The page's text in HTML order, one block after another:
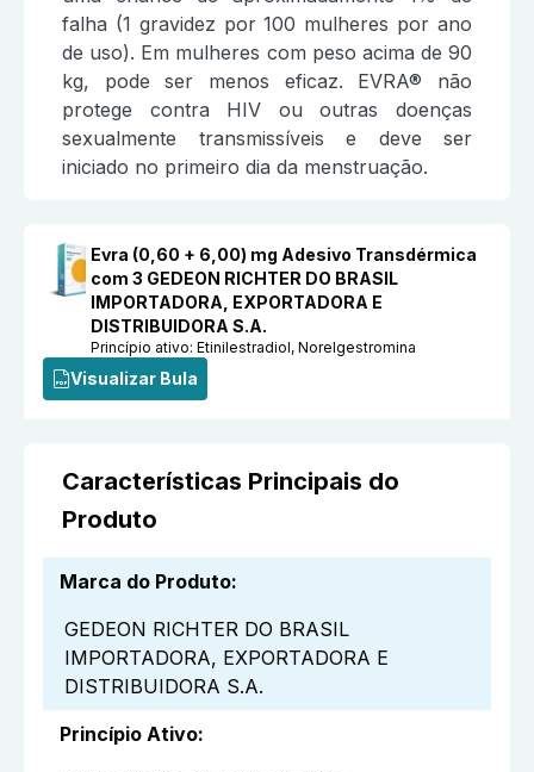
falha (1 gravidez por 100 mulheres por ano
de uso). Em mulheres com peso acima de 90
kg, pode ser menos eficaz. EVRA® não
protege contra HIV ou outras doenças
sexualmente transmissíveis e deve ser
iniciado no primeiro dia da menstruação.
Evra (0,60 + 6,00) mg Adesivo Transdérmica
com 3 GEDEON RICHTER DO BRASIL
IMPORTADORA, EXPORTADORA E
DISTRIBUIDORA S.A.
Princípio ativo:Etinilestradiol, Norelgestromina
Visualizar Bula
Características Principais do
Produto
Marca do Produto:
GEDEON RICHTER DO BRASIL
IMPORTADORA, EXPORTADORA E
DISTRIBUIDORA S.A.
Princípio Ativo: